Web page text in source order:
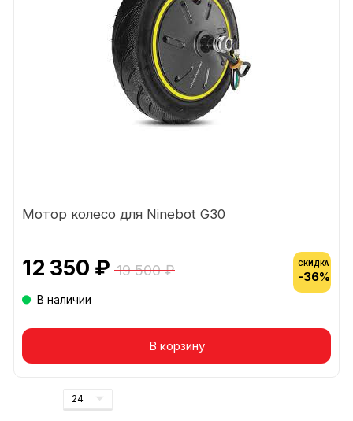
Мотор колесо для Ninebot G30
12 350 ₽ 19 500 ₽ СКИДКА
-36%
В наличии
В корзину